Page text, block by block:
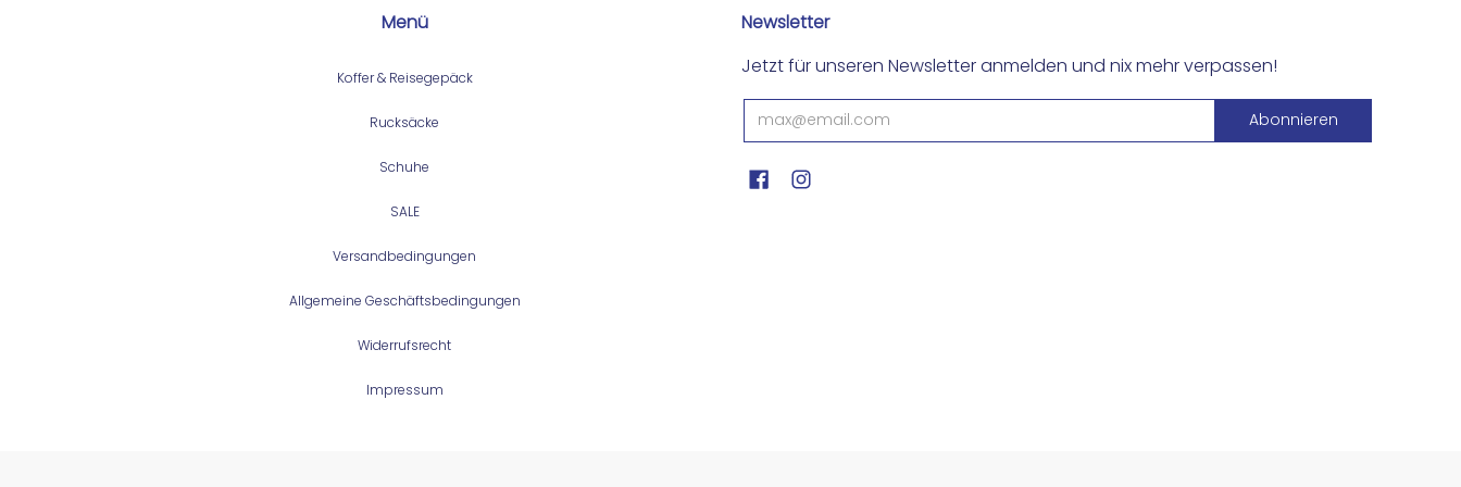
Menü
Koffer & Reisegepäck
Rucksäcke
Schuhe
SALE
Versandbedingungen
Allgemeine Geschäftsbedingungen
Widerrufsrecht
Impressum
Newsletter
Jetzt für unseren Newsletter anmelden und nix mehr verpassen!